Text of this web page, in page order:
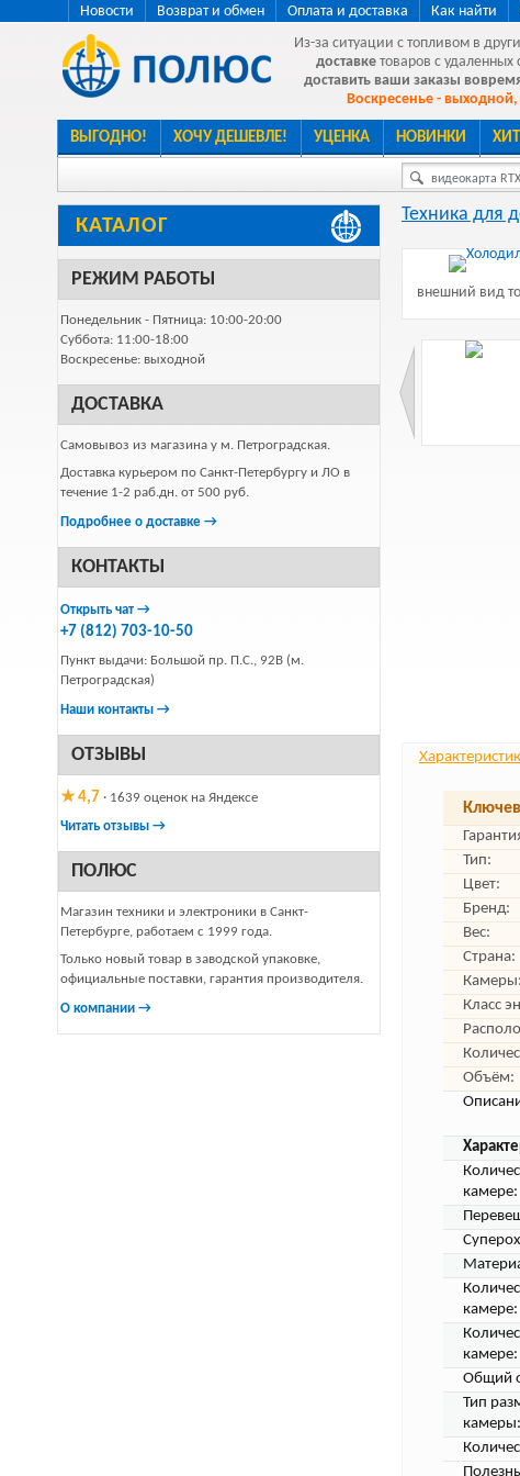
Новости Возврат и обмен Оплата и доставка Как найти
Из-за ситуации с топливом в
доставке товаров с
доставить ваши заказы
Воскресенье - выходной,
ВЫГОДНО! ХОЧУ ДЕШЕВЛЕ! УЦЕНКА НОВИНКИ
видеокарта
КАТАЛОГ
РЕЖИМ РАБОТЫ
Понедельник - Пятница: 10:00-20:00
Суббота: 11:00-18:00
Воскресенье: выходной
ДОСТАВКА
Самовывоз из магазина у м. Петроградская.
Доставка курьером по Санкт-Петербургу и ЛО в
течение 1-2 раб.дн. от 500 руб.
Подробнее о доставке →
КОНТАКТЫ
Открыть чат →
+7 (812) 703-10-50
Пункт выдачи: Большой пр. П.С., 92В (м.
Петроградская)
Наши контакты →
ОТЗЫВЫ
★ 4,7 · 1639 оценок на Яндексе
Читать отзывы →
ПОЛЮС
Магазин техники и электроники в Санкт-
Петербурге, работаем с 1999 года.
Только новый товар в заводской упаковке,
официальные поставки, гарантия производителя.
О компании →
Техника для
внешний вид
Тип:
Цвет:
Бренд:
Вес:
Страна:
Камеры:
Класс
Объём:
камере:
камере:
камере:
Общий
Тип
камеры: